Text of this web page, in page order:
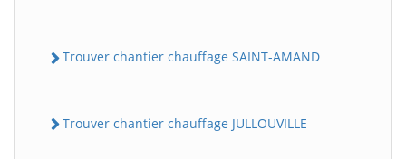
Trouver chantier chauffage SAINT-AMAND
Trouver chantier chauffage JULLOUVILLE